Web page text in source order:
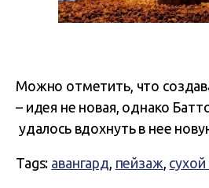
Можно отметить, что
– идея не новая, однако
удалось вдохнуть в нее
Tags: авангард, пейзаж, сухой